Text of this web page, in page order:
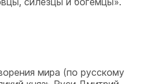
мира (по русскому